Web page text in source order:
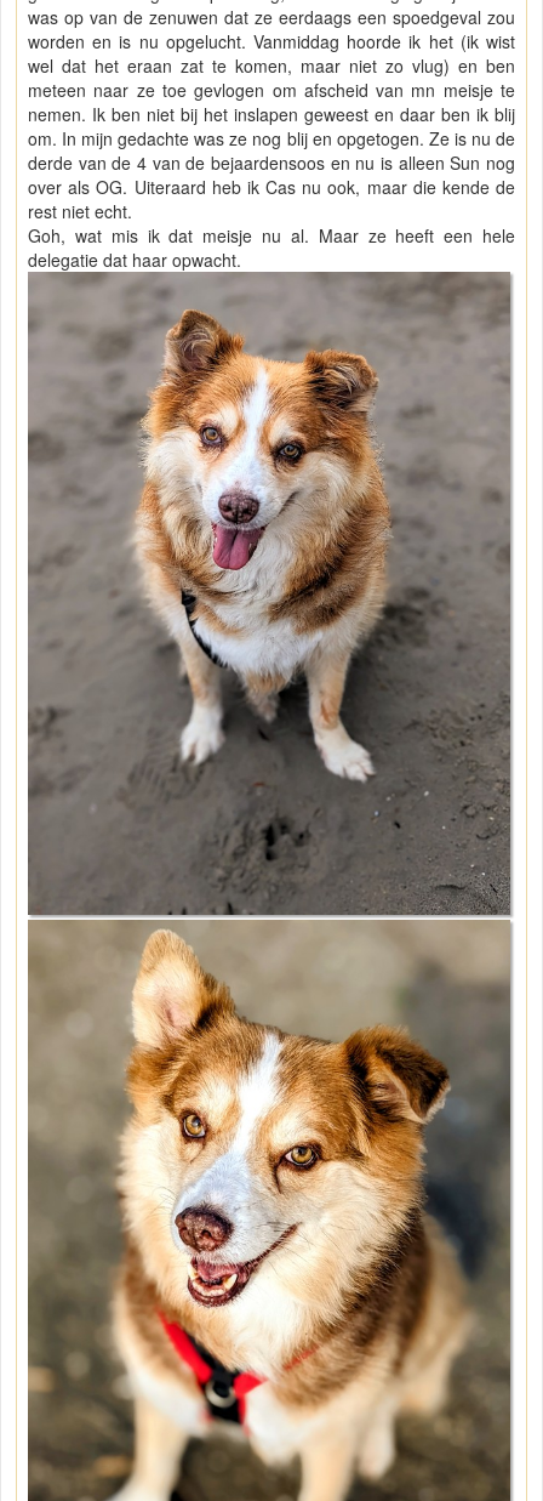
was op van de zenuwen dat ze eerdaags een spoedgeval zou
worden en is nu opgelucht. Vanmiddag hoorde ik het (ik wist
wel dat het eraan zat te komen, maar niet zo vlug) en ben
meteen naar ze toe gevlogen om afscheid van mn meisje te
nemen. Ik ben niet bij het inslapen geweest en daar ben ik blij
om. In mijn gedachte was ze nog blij en opgetogen. Ze is nu de
derde van de 4 van de bejaardensoos en nu is alleen Sun nog
over als OG. Uiteraard heb ik Cas nu ook, maar die kende de
rest niet echt.
Goh, wat mis ik dat meisje nu al. Maar ze heeft een hele
delegatie dat haar opwacht.